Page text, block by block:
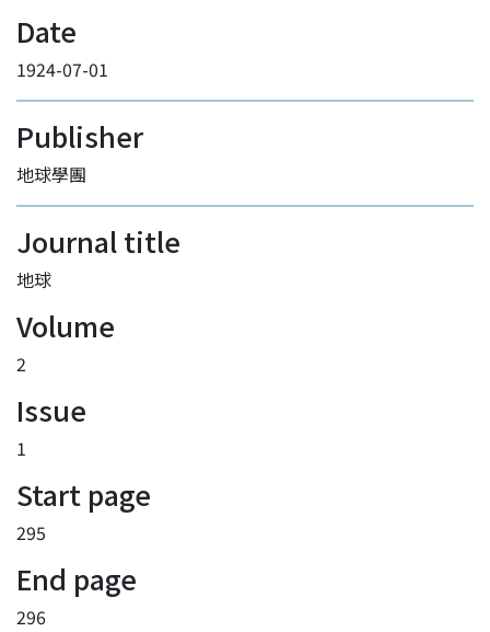
Date
1924-07-01
Publisher
地球學團
Journal title
地球
Volume
2
Issue
1
Start page
295
End page
296